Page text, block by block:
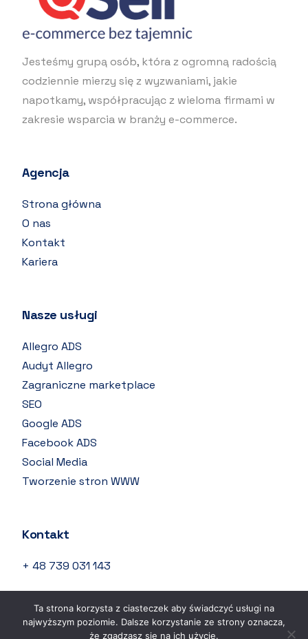
Jesteśmy grupą osób, która z ogromną radością
codziennie mierzy się z wyzwaniami, jakie
napotkamy, współpracując z wieloma firmami w
zakresie wsparcia w branży e-commerce.
Agencja
Strona główna
O nas
Kontakt
Kariera
Nasze usługi
Allegro ADS
Audyt Allegro
Zagraniczne marketplace
SEO
Google ADS
Facebook ADS
Social Media
Tworzenie stron WWW
Kontakt
+ 48 739 031 143
Michała Kleofasa Ogińskiego 2 85-092 Bydgoszcz
Ta strona korzysta z ciasteczek aby świadczyć usługi na
najwyższym poziomie. Dalsze korzystanie ze strony oznacza,
że zgadzasz się na ich użycie.